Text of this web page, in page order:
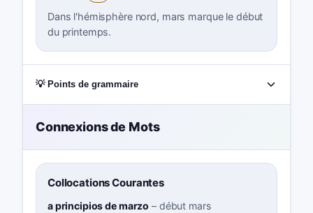
Dans l'hémisphère nord, mars marque le début
du printemps.
💡 Points de grammaire
Connexions de Mots
Collocations Courantes
a principios de marzo – début mars